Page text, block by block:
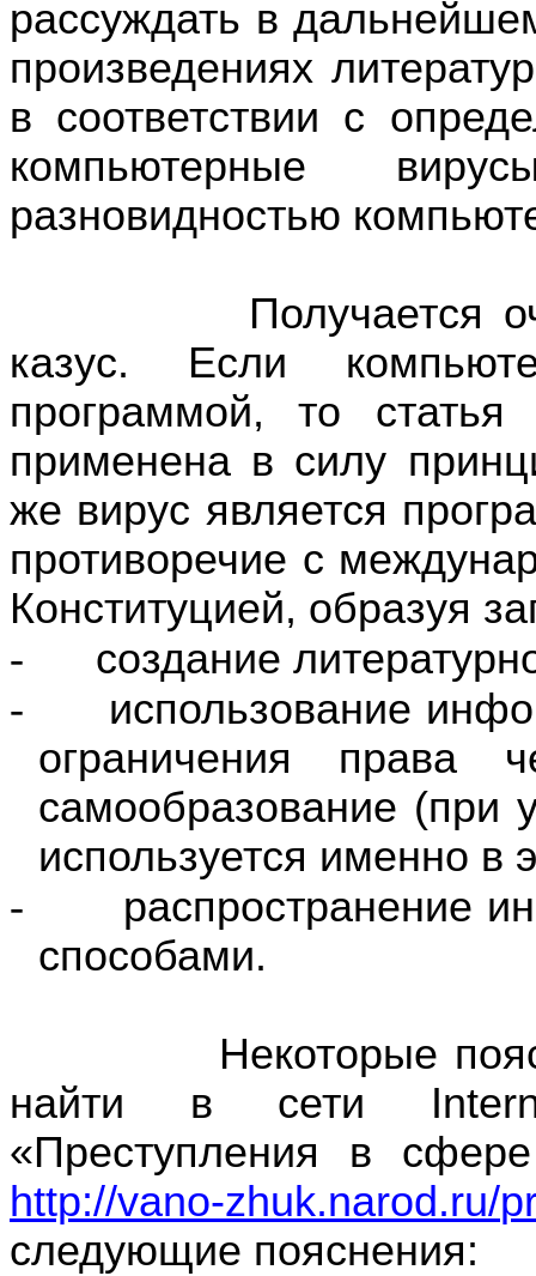
рассуждать в
произведениях
в соответствии с
компьютерные
разновидностью
Получается очень
казус. Если
программой, то
применена в силу
же вирус является
противоречие с
Конституцией, образуя
-
создание
-
использование
ограничения права
самообразование (при
используется именно в
-
распространение
способами.
Некоторые
найти в сети
«Преступления в
http://vano-zhuk.narod .ru/
следующие пояснения: